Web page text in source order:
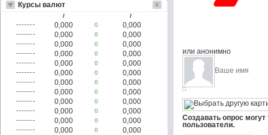
или анонимно
Создавать опрос
пользователи.
Курсы валют
/ /
0,000 0
0,000
0,000
0
0,000
0,000
0
0,000
0,000
0
0,000
0,000
0
0,000
0,000
0
0,000
0,000
0
0,000
0,000
0
0,000
0,000
0
0,000
0,000
0
0,000
0,000
0
0,000
0,000
0
0,000